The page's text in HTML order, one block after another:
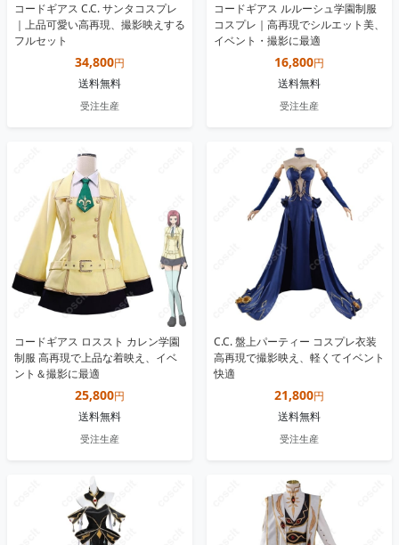
コードギアス C.C. サンタコスプレ
｜上品可愛い高再現、撮影映えする
フルセット
34,800円
送料無料
受注生産
コードギアス ルルーシュ学園制服
コスプレ｜高再現でシルエット美、
イベント・撮影に最適
16,800円
送料無料
受注生産
コードギアス ロススト カレン学園
制服 高再現で上品な着映え、イベ
ント＆撮影に最適
25,800円
送料無料
受注生産
C.C. 盤上パーティー コスプレ衣装
高再現で撮影映え、軽くてイベント
快適
21,800円
送料無料
受注生産